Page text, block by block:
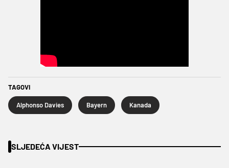
TAGOVI
Alphonso Davies Bayern Kanada
SLJEDEĆA VIJEST